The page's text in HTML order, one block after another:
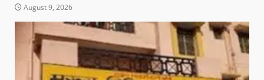
August 9, 2026